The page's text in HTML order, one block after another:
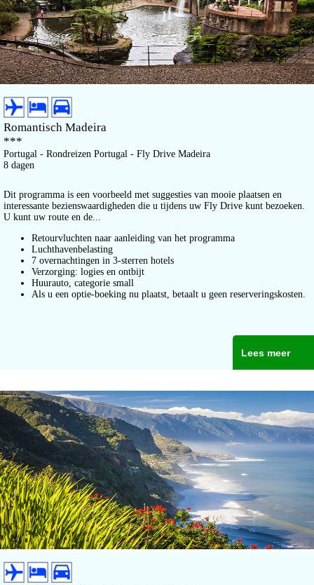
Romantisch Madeira
***
Portugal - Rondreizen Portugal - Fly Drive Madeira
8 dagen
Dit programma is een voorbeeld met suggesties van mooie plaatsen en
interessante bezienswaardigheden die u tijdens uw Fly Drive kunt bezoeken.
U kunt uw route en de...
Retourvluchten naar aanleiding van het programma
Luchthavenbelasting
7 overnachtingen in 3-sterren hotels
Verzorging: logies en ontbijt
Huurauto, categorie small
Als u een optie-boeking nu plaatst, betaalt u geen reserveringskosten.
Lees meer